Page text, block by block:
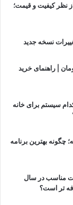
نظر کیفیت و قیمت؛
گرافیک زیر 50 میلیون تومان | راهنمای خرید
سیستم برای خانه
چگونه بهترین برنامه
مناسب در سال